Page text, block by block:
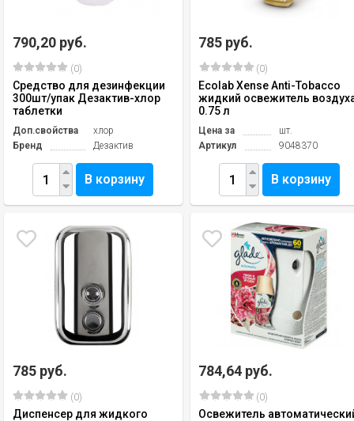
790,20 руб.
(0)
Средство для дезинфекции
300шт/упак Дезактив-хлор
таблетки
Доп.свойства
хлор
Бренд
Дезактив
В корзину
785 руб.
(0)
Ecolab Xense Anti-Tobacco
жидкий освежитель
0.75 л
Цена за
шт.
Артикул
9048370
В корзину
785 руб.
(0)
Диспенсер для жидкого
784,64 руб.
(0)
Освежитель